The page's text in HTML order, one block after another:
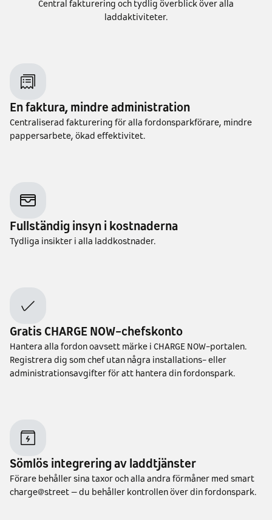
Central fakturering och tydlig överblick över alla
laddaktiviteter.
En faktura, mindre administration
Centraliserad fakturering för alla fordonsparkförare, mindre
pappersarbete, ökad effektivitet.
Fullständig insyn i kostnaderna
Tydliga insikter i alla laddkostnader.
Gratis CHARGE NOW-chefskonto
Hantera alla fordon oavsett märke i CHARGE NOW-portalen.
Registrera dig som chef utan några installations- eller
administrationsavgifter för att hantera din fordonspark.
Sömlös integrering av laddtjänster
Förare behåller sina taxor och alla andra förmåner med smart
charge@street – du behåller kontrollen över din fordonspark.